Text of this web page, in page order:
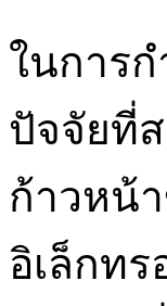
ในการก
ปัจจัยที่
ก้าวหน้
อิเล็กท